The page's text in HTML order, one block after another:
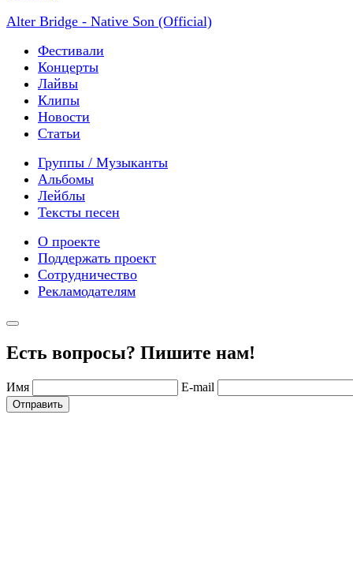
Alter Bridge - Native Son (Official)
Фестивали
Концерты
Лайвы
Клипы
Новости
Статьи
Группы / Музыканты
Альбомы
Лейблы
Тексты песен
О проекте
Поддержать проект
Сотрудничество
Рекламодателям
Есть вопросы? Пишите нам!
Имя E-mail